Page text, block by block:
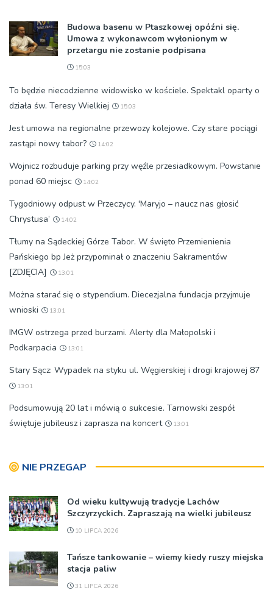
Budowa basenu w Ptaszkowej opóźni się.
Umowa z wykonawcom wyłonionym w
przetargu nie zostanie podpisana
15:03
To będzie niecodzienne widowisko w kościele. Spektakl oparty o
działa św. Teresy Wielkiej
15:03
Jest umowa na regionalne przewozy kolejowe. Czy stare pociągi
zastąpi nowy tabor?
14:02
Wojnicz rozbuduje parking przy węźle przesiadkowym. Powstanie
ponad 60 miejsc
14:02
Tygodniowy odpust w Przeczycy. 'Maryjo – naucz nas głosić
Chrystusa’
14:02
Tłumy na Sądeckiej Górze Tabor. W święto Przemienienia
Pańskiego bp Jeż przypominał o znaczeniu Sakramentów
[ZDJĘCIA]
13:01
Można starać się o stypendium. Diecezjalna fundacja przyjmuje
wnioski
13:01
IMGW ostrzega przed burzami. Alerty dla Małopolski i
Podkarpacia
13:01
Stary Sącz: Wypadek na styku ul. Węgierskiej i drogi krajowej 87
13:01
Podsumowują 20 lat i mówią o sukcesie. Tarnowski zespół
świętuje jubileusz i zaprasza na koncert
13:01
NIE PRZEGAP
Od wieku kultywują tradycje Lachów
Szczyrzyckich. Zapraszają na wielki jubileusz
10 LIPCA 2026
Tańsze tankowanie – wiemy kiedy ruszy miejska
stacja paliw
31 LIPCA 2026